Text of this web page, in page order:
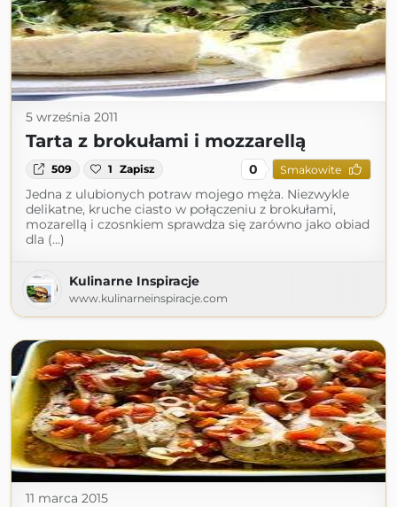
5 września 2011
Tarta z brokułami i mozzarellą
509 1 Zapisz 0 Smakowite
Jedna z ulubionych potraw mojego męża. Niezwykle
delikatne, kruche ciasto w połączeniu z brokułami,
mozarellą i czosnkiem sprawdza się zarówno jako obiad
dla (...)
Kulinarne Inspiracje
www.kulinarneinspiracje.com
11 marca 2015